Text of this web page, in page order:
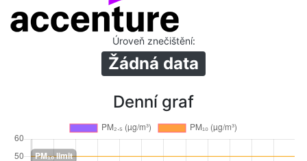
Úroveň znečištění:
Žádná data
Denní graf